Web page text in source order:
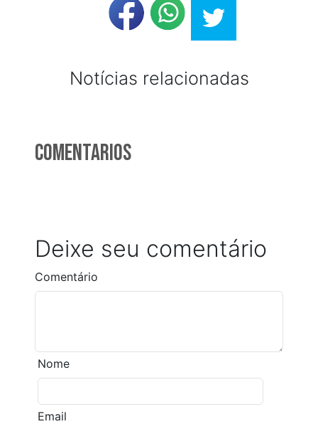
Notícias relacionadas
Comentarios
Deixe seu comentário
Comentário
Nome
Email